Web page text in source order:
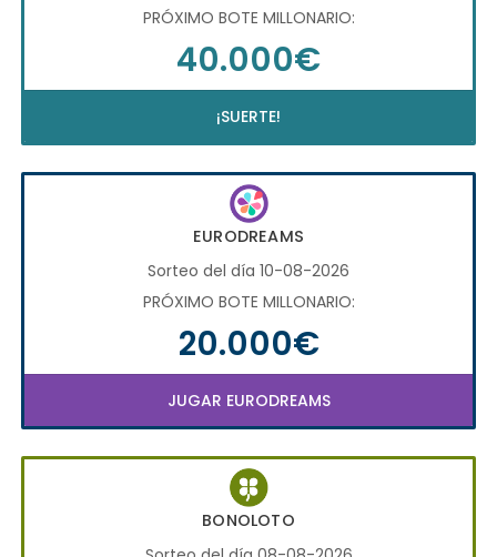
PRÓXIMO BOTE MILLONARIO:
40.000€
¡SUERTE!
EURODREAMS
Sorteo del día 10-08-2026
PRÓXIMO BOTE MILLONARIO:
20.000€
JUGAR EURODREAMS
BONOLOTO